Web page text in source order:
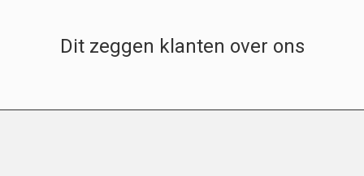
Dit zeggen klanten over ons